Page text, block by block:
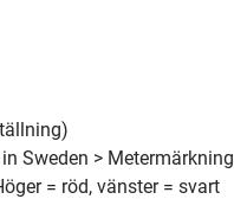
Sweden > Metermärkning
= röd, vänster = svart